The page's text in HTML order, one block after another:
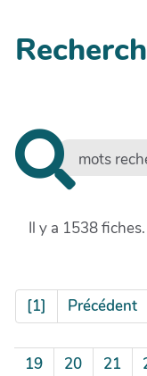
Il y a 1538 fiches.
[1] Précédent
19
20 21